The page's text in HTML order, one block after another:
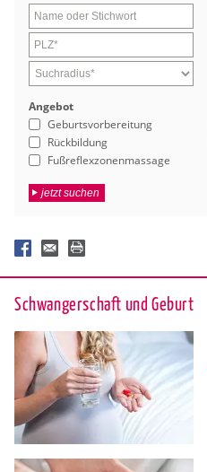
An­ge­bot
Geburtsvorbereitung
Rückbildung
Fußreflexzonenmassage
jetzt suchen
Schwan­ger­schaft und Ge­burt